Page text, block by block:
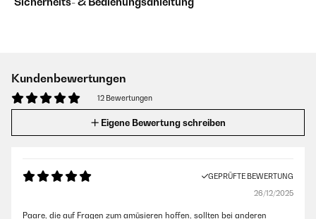
Kundenbewertungen
12 Bewertungen
Eigene Bewertung schreiben
GEPRÜFTE BEWERTUNG
26/12/2025
Paare, die auf Fragen zum amüsieren hoffen, sollten bei anderen